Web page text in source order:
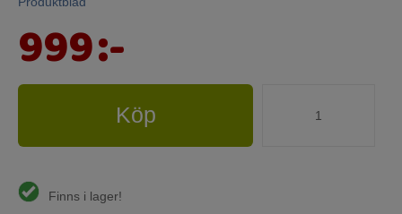
999:-
Köp
Finns i lager!